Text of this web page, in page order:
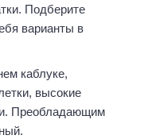
Подберите
варианты в
каблуке,
высокие
Преобладающим